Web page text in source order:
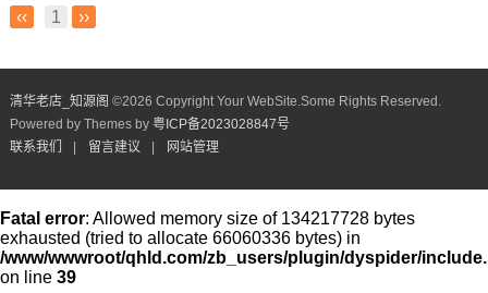
‹‹ 1 ››
清华老店_知源阁​ ©2026 Copyright Your WebSite.Some Rights Reserved.
Powered by Themes by 粤ICP备2023028847号
联系我们
留言建议 网站管理
Fatal error: Allowed memory size of 134217728 bytes
exhausted (tried to allocate 66060336 bytes) in
/www/wwwroot/qhld.com/zb_users/plugin/dyspider/
on line 39